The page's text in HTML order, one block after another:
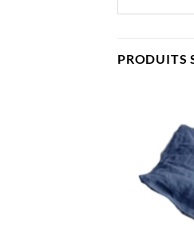
PRODUITS